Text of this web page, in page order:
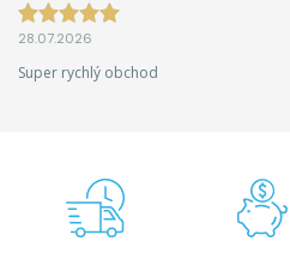
28.07.2026
Super rychlý obchod